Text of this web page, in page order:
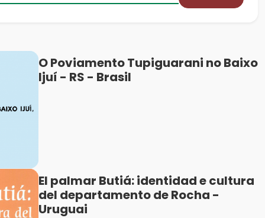
O Poviamento Tupiguarani no Baixo
Ijuí - RS - Brasil
El palmar Butiá: identidad e cultura
del departamento de Rocha -
Uruguai